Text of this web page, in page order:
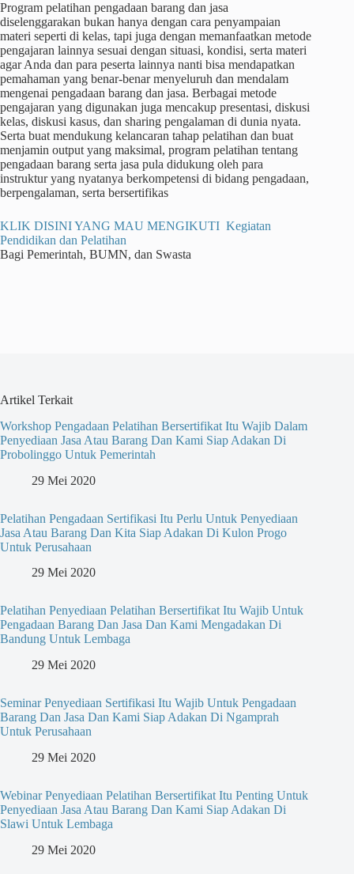
Program pelatihan pengadaan barang dan jasa
diselenggarakan bukan hanya dengan cara penyampaian
materi seperti di kelas, tapi juga dengan memanfaatkan metode
pengajaran lainnya sesuai dengan situasi, kondisi, serta materi
agar Anda dan para peserta lainnya nanti bisa mendapatkan
pemahaman yang benar-benar menyeluruh dan mendalam
mengenai pengadaan barang dan jasa. Berbagai metode
pengajaran yang digunakan juga mencakup presentasi, diskusi
kelas, diskusi kasus, dan sharing pengalaman di dunia nyata.
Serta buat mendukung kelancaran tahap pelatihan dan buat
menjamin output yang maksimal, program pelatihan tentang
pengadaan barang serta jasa pula didukung oleh para
instruktur yang nyatanya berkompetensi di bidang pengadaan,
berpengalaman, serta bersertifikas
KLIK DISINI YANG MAU MENGIKUTI Kegiatan
Pendidikan dan Pelatihan
Bagi Pemerintah, BUMN, dan Swasta
Artikel Terkait
Workshop Pengadaan Pelatihan Bersertifikat Itu Wajib Dalam
Penyediaan Jasa Atau Barang Dan Kami Siap Adakan Di
Probolinggo Untuk Pemerintah
29 Mei 2020
Pelatihan Pengadaan Sertifikasi Itu Perlu Untuk Penyediaan
Jasa Atau Barang Dan Kita Siap Adakan Di Kulon Progo
Untuk Perusahaan
29 Mei 2020
Pelatihan Penyediaan Pelatihan Bersertifikat Itu Wajib Untuk
Pengadaan Barang Dan Jasa Dan Kami Mengadakan Di
Bandung Untuk Lembaga
29 Mei 2020
Seminar Penyediaan Sertifikasi Itu Wajib Untuk Pengadaan
Barang Dan Jasa Dan Kami Siap Adakan Di Ngamprah
Untuk Perusahaan
29 Mei 2020
Webinar Penyediaan Pelatihan Bersertifikat Itu Penting Untuk
Penyediaan Jasa Atau Barang Dan Kami Siap Adakan Di
Slawi Untuk Lembaga
29 Mei 2020